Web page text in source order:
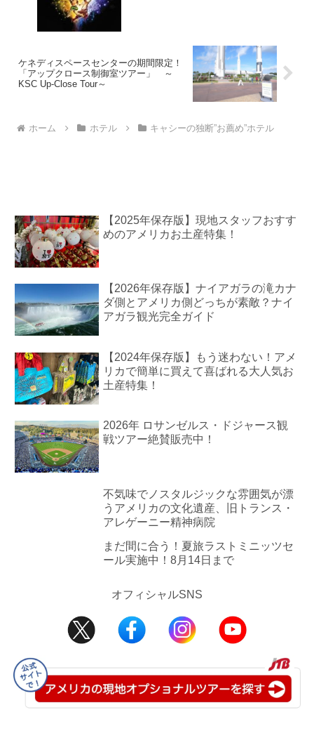
ケネディスペースセンターの期間限定！
「アップクロース制御室ツアー」 ～
KSC Up-Close Tour～
ホーム ホテル キャシーの独断”お薦め”ホテル
【2025年保存版】現地スタッフおすす
めのアメリカお土産特集！
【2026年保存版】ナイアガラの滝カナ
ダ側とアメリカ側どっちが素敵？ナイ
アガラ観光完全ガイド
【2024年保存版】もう迷わない！アメ
リカで簡単に買えて喜ばれる大人気お
土産特集！
2026年 ロサンゼルス・ドジャース観
戦ツアー絶賛販売中！
不気味でノスタルジックな雰囲気が漂
うアメリカの文化遺産、旧トランス・
アレゲーニー精神病院
まだ間に合う！夏旅ラストミニッツセ
ール実施中！8月14日まで
オフィシャルSNS